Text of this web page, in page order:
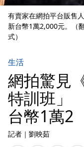
有賣家在網拍平台販售
新台幣1萬2,000元。（
式）
生活
網拍驚見
特訓班」
台幣1萬2
記者 ｜ 劉映茹